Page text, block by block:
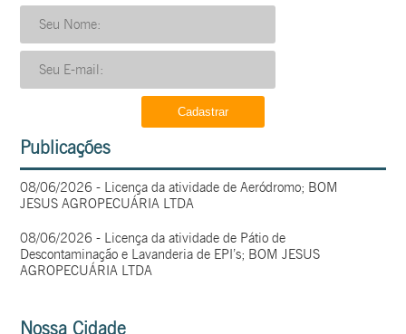
Publicações
08/06/2026 - Licença da atividade de Aeródromo; BOM
JESUS AGROPECUÁRIA LTDA
08/06/2026 - Licença da atividade de Pátio de
Descontaminação e Lavanderia de EPI’s; BOM JESUS
AGROPECUÁRIA LTDA
Nossa Cidade